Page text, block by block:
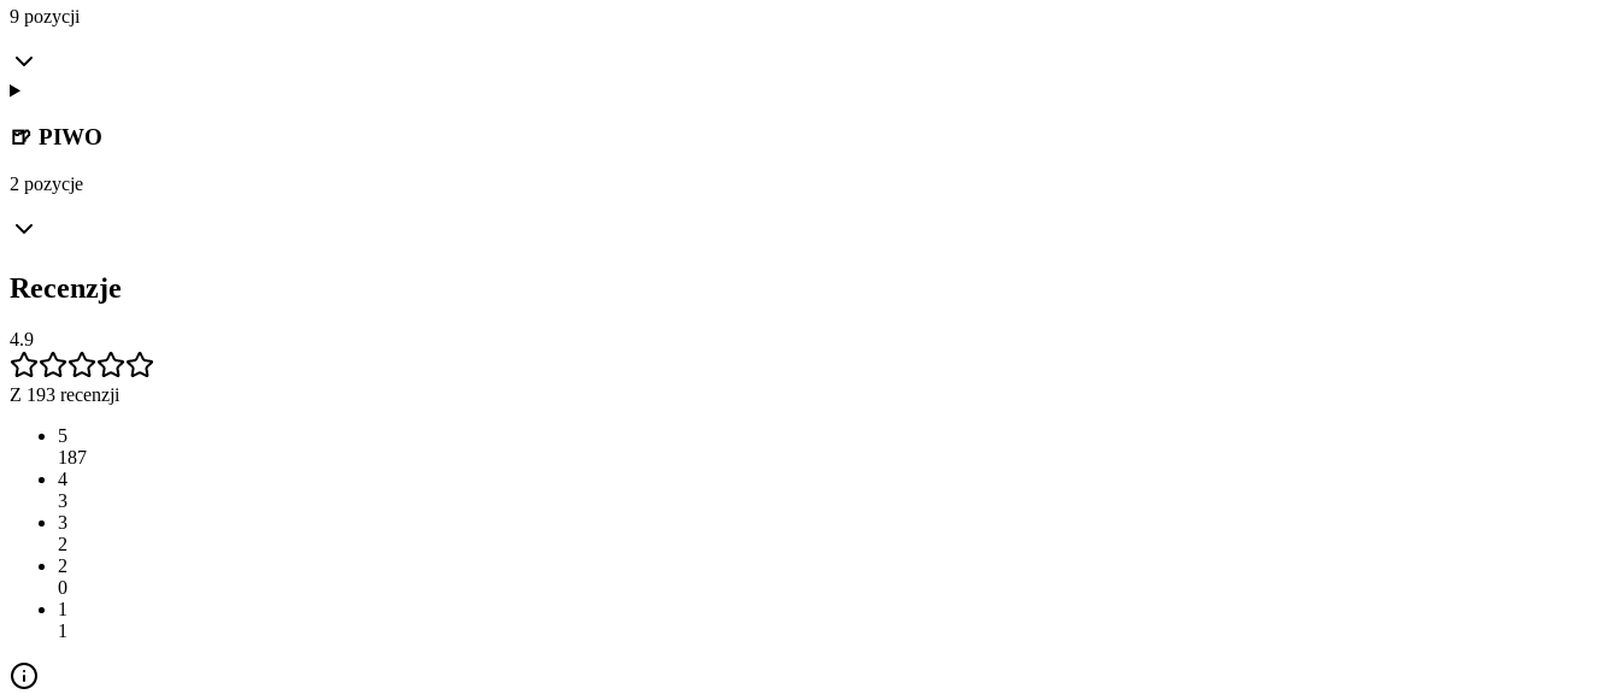
9 pozycji
🍺 PIWO
2 pozycje
Recenzje
4.9
Z 193 recenzji
5
187
4
3
3
2
2
0
1
1